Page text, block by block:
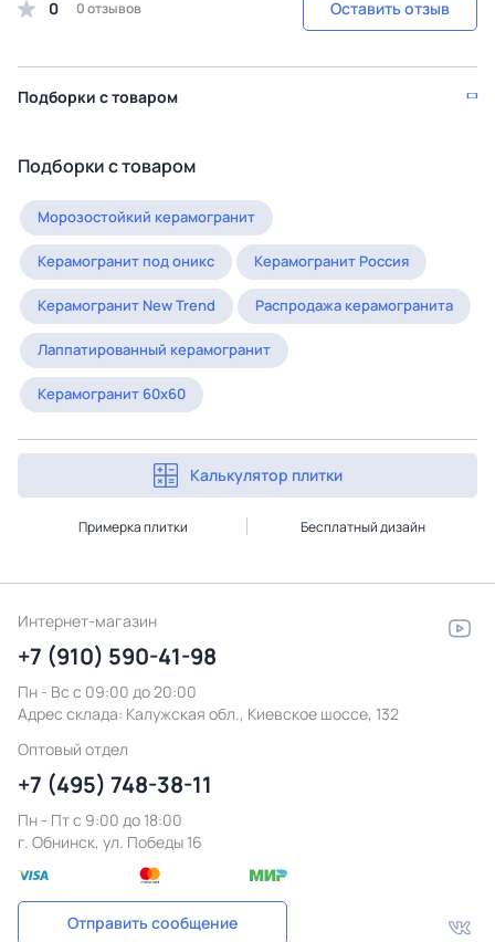
0 0 отзывов Оставить отзыв
Подборки с товаром
Подборки с товаром
Морозостойкий керамогранит
Керамогранит под оникс Керамогранит Россия
Керамогранит New Trend Распродажа керамогранита
Лаппатированный керамогранит
Керамогранит 60x60
Калькулятор плитки
Примерка плитки Бесплатный дизайн
Интернет-магазин
+7 (910) 590-41-98
Пн - Вс с 09:00 до 20:00
Адрес склада: Калужская обл., Киевское шоссе, 132
Оптовый отдел
+7 (495) 748-38-11
Пн - Пт c 9:00 до 18:00
г. Обнинск, ул. Победы 16
Отправить сообщение